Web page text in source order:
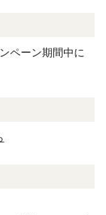
ペーン期間中に